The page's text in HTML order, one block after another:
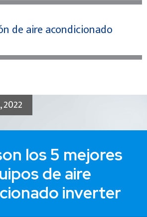
de aire acondicionado
los 5 mejores
de aire
inverter